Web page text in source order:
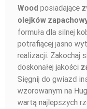
Wood posiadające
olejków
formuła dla silnej
potrafiącej jasno
realizacji. Zakochaj
doskonałej jakości
Sięgnij do gwiazd
wzorowanym na
wartą najlepszych